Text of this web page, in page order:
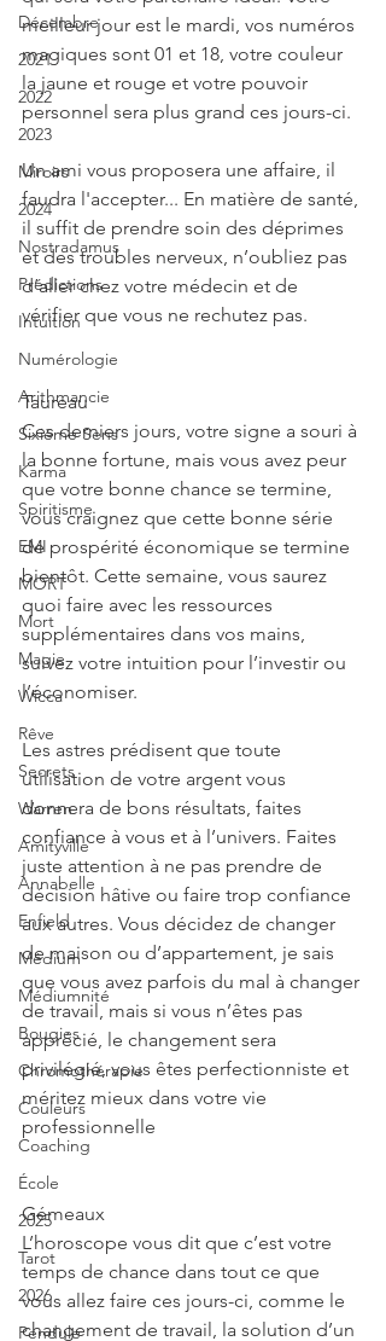
Décembre
2021
2022
2023
Miroirs
2024
Nostradamus
Prédictions
Intuition
Numérologie
Arithmancie
Sixième Sens
Karma
Spiritisme
EMI
MORT
Mort
Magie
Wicca
Rêve
Secrets
Warren
Amityville
Annabelle
Enfield
Médium
Médiumnité
Bougies
Chromothérapie
Couleurs
Coaching
École
2025
Tarot
2026
Pendule
meilleur jour est le mardi, vos numéros
magiques sont 01 et 18, votre couleur
la jaune et rouge et votre pouvoir
personnel sera plus grand ces jours-ci.
Un ami vous proposera une affaire, il
faudra l'accepter... En matière de santé,
il suffit de prendre soin des déprimes
et des troubles nerveux, n’oubliez pas
d’aller chez votre médecin et de
vérifier que vous ne rechutez pas.
Taureau
Ces derniers jours, votre signe a souri à
la bonne fortune, mais vous avez peur
que votre bonne chance se termine,
vous craignez que cette bonne série
de prospérité économique se termine
bientôt. Cette semaine, vous saurez
quoi faire avec les ressources
supplémentaires dans vos mains,
suivez votre intuition pour l’investir ou
l’économiser.
Les astres prédisent que toute
utilisation de votre argent vous
donnera de bons résultats, faites
confiance à vous et à l’univers. Faites
juste attention à ne pas prendre de
décision hâtive ou faire trop confiance
aux autres. Vous décidez de changer
de maison ou d’appartement, je sais
que vous avez parfois du mal à changer
de travail, mais si vous n’êtes pas
apprécié, le changement sera
privilégié, vous êtes perfectionniste et
méritez mieux dans votre vie
professionnelle
Gémeaux
L’horoscope vous dit que c’est votre
temps de chance dans tout ce que
vous allez faire ces jours-ci, comme le
changement de travail, la solution d’un